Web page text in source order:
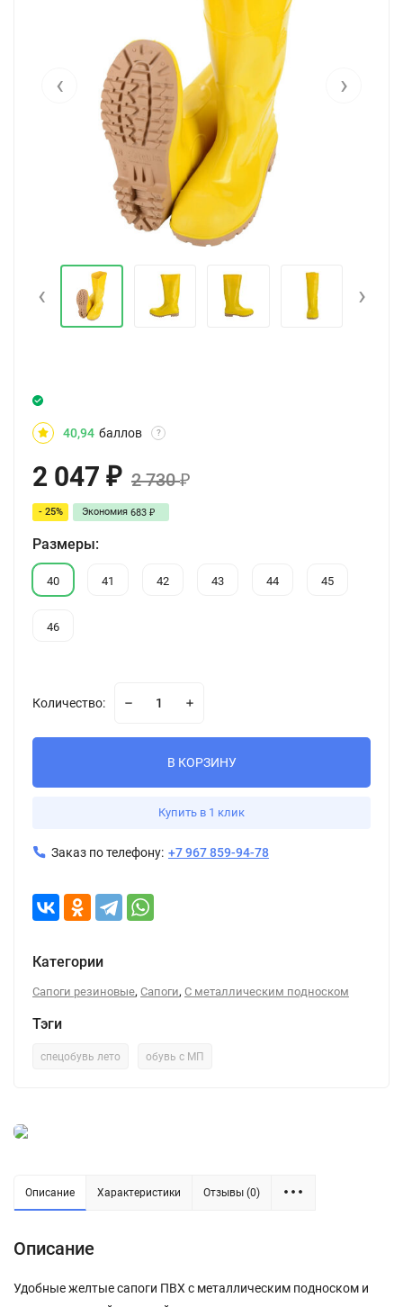
‹ ›
‹ ›
40,94 баллов ?
2 047 ₽ 2 730₽
- 25% Экономия 683 ₽
Размеры:
40 41 42 43 44 45
46
Количество:
В КОРЗИНУ
Купить в 1 клик
Заказ по телефону: +7 967 859-94-78
Категории
Сапоги резиновые, Сапоги, С металлическим подноском
Тэги
спецобувь лето обувь с МП
Описание Характеристики Отзывы (0)
Описание
Удобные желтые сапоги ПВХ с металлическим подноском и